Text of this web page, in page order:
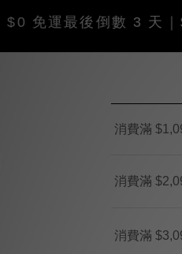
最後倒數 3 天｜$0 免運
消費滿
消費滿
消費滿